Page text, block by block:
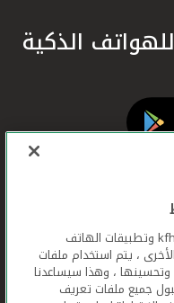
عندما تستخدم ,kfh.com, kfhonline.com وتطبيقات الهاتف
، يتم استخدام ملفات
وتحسينها ، وهذا سيساعدنا
جميع ملفات تعريف